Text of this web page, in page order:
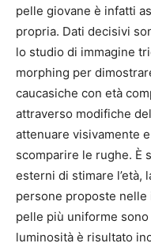
pelle giovane è infatti
propria. Dati decisivi
lo studio di immagine
morphing per
caucasiche con età
attraverso modifiche
attenuare visivamente
scomparire le rughe. È
esterni di stimare l’età,
persone proposte
pelle più uniforme
luminosità è risultato